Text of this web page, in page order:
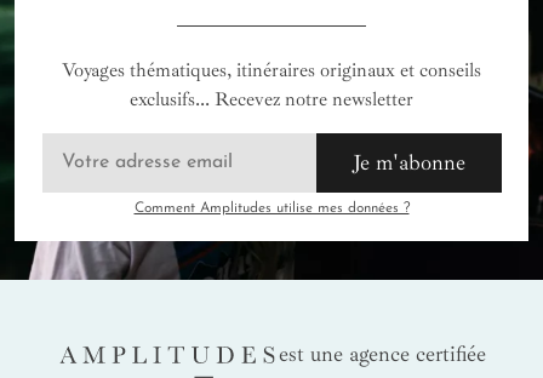
Voyages thématiques, itinéraires originaux et conseils
exclusifs... Recevez notre newsletter
Je m'abonne
Comment Amplitudes utilise mes données ?
AMPLITUDES
est une agence certifiée